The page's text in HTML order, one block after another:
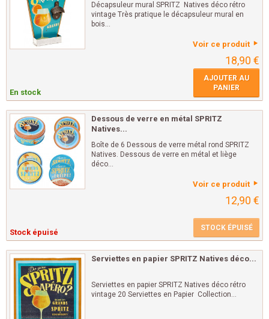
Décapsuleur mural SPRITZ Natives déco rétro
vintage Très pratique le décapsuleur mural en
bois...
Voir ce produit
18,90 €
En stock
AJOUTER AU
PANIER
Dessous de verre en métal SPRITZ
Natives...
Boîte de 6 Dessous de verre métal rond SPRITZ
Natives. Dessous de verre en métal et liège
déco...
Voir ce produit
12,90 €
Stock épuisé STOCK ÉPUISÉ
Serviettes en papier SPRITZ Natives déco...
Serviettes en papier SPRITZ Natives déco rétro
vintage 20 Serviettes en Papier Collection...